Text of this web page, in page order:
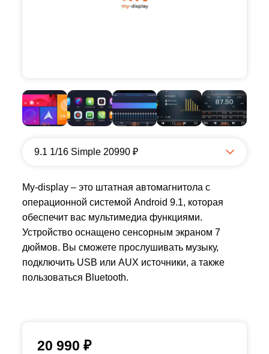
9.1 1/16 Simple 20990 ₽
My-display – это штатная автомагнитола с
операционной системой Android 9.1, которая
обеспечит вас мультимедиа функциями.
Устройство оснащено сенсорным экраном 7
дюймов. Вы сможете прослушивать музыку,
подключить USB или AUX источники, а также
пользоваться Bluetooth.
20 990 ₽